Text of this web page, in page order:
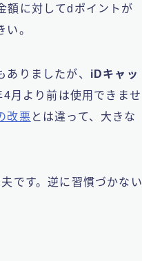
額に対してdポイントが
。
りましたが、 iDキャッ
4月より前は使用できませ
改悪 とは違って、大きな
です。逆に 習慣づかない